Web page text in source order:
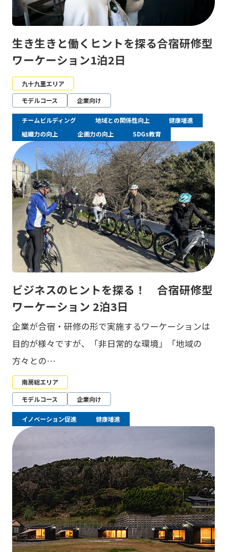
生き生きと働くヒントを探る合宿研修型
ワーケーション1泊2日
九十九里エリア
モデルコース
企業向け
チームビルディング 地域との関係性向上
健康増進
組織力の向上
企画力の向上 SDGs教育
ビジネスのヒントを探る！ 合宿研修型
ワーケーション 2泊3日
企業が合宿・研修の形で実施するワーケーションは
目的が様々ですが、「非日常的な環境」「地域の
方々との…
南房総エリア
モデルコース
企業向け
イノベーション促進 健康増進